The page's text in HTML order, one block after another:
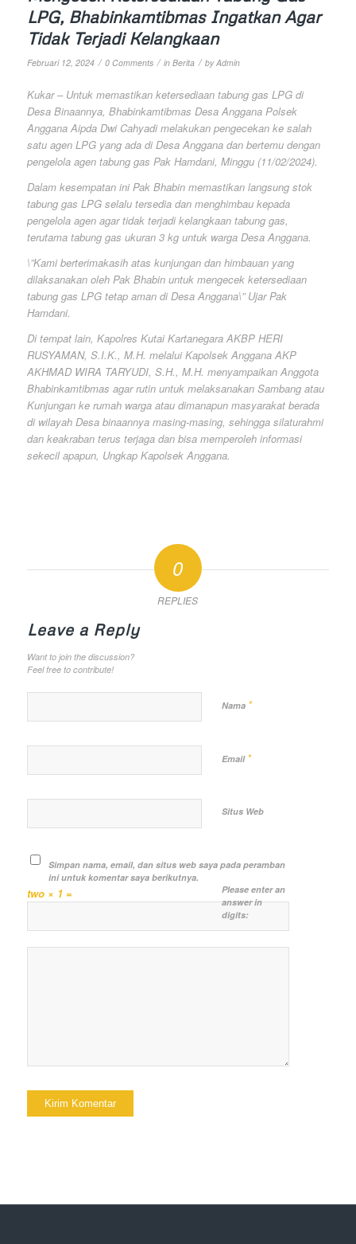
LPG, Bhabinkamtibmas Ingatkan Agar
Tidak Terjadi Kelangkaan
Februari 12, 2024 / 0 Comments / in Berita / byAdmin
Kukar – Untuk memastikan ketersediaan tabung gas LPG di
Desa Binaannya, Bhabinkamtibmas Desa Anggana Polsek
Anggana Aipda Dwi Cahyadi melakukan pengecekan ke salah
satu agen LPG yang ada di Desa Anggana dan bertemu dengan
pengelola agen tabung gas Pak Hamdani, Minggu (11/02/2024).
Dalam kesempatan ini Pak Bhabin memastikan langsung stok
tabung gas LPG selalu tersedia dan menghimbau kepada
pengelola agen agar tidak terjadi kelangkaan tabung gas,
terutama tabung gas ukuran 3 kg untuk warga Desa Anggana.
\”Kami berterimakasih atas kunjungan dan himbauan yang
dilaksanakan oleh Pak Bhabin untuk mengecek ketersediaan
tabung gas LPG tetap aman di Desa Anggana\” Ujar Pak
Hamdani.
Di tempat lain, Kapolres Kutai Kartanegara AKBP HERI
RUSYAMAN, S.I.K., M.H. melalui Kapolsek Anggana AKP
AKHMAD WIRA TARYUDI, S.H., M.H. menyampaikan Anggota
Bhabinkamtibmas agar rutin untuk melaksanakan Sambang atau
Kunjungan ke rumah warga atau dimanapun masyarakat berada
di wilayah Desa binaannya masing-masing, sehingga silaturahmi
dan keakraban terus terjaga dan bisa memperoleh informasi
sekecil apapun, Ungkap Kapolsek Anggana.
0
REPLIES
Leave a Reply
Want to join the discussion?
Feel free to contribute!
Nama *
Email *
Situs Web
Simpan nama, email, dan situs web saya pada peramban
ini untuk komentar saya berikutnya.
Please enter an
answer in
digits:
two × 1 =